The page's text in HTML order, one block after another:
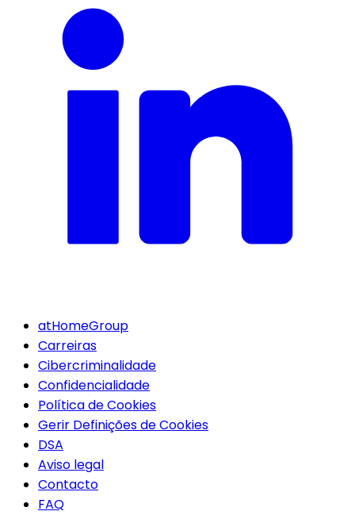
atHomeGroup
Carreiras
Cibercriminalidade
Confidencialidade
Política de Cookies
Gerir Definições de Cookies
DSA
Aviso legal
Contacto
FAQ